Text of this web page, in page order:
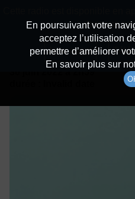
Détails De
à 2h59
En poursuivant votre
acceptez l’utilisation
permettre d’améliorer
En savoir plus sur
dessous
Non merci